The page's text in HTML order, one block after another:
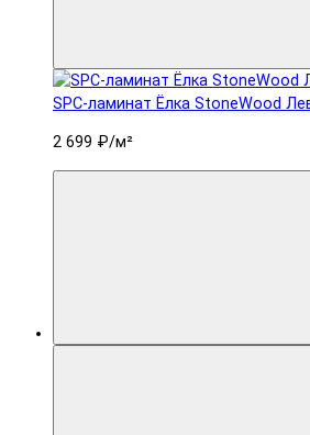
SPC-ламинат Ëлка StoneWood
2 699 ₽/м²